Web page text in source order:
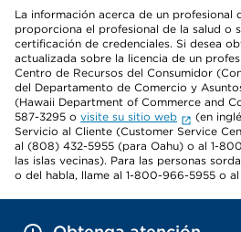
La información acerca de un profesional
proporciona el profesional de la salud o
certificación de credenciales. Si desea
actualizada sobre la licencia de un
Centro de Recursos del Consumidor
del Departamento de Comercio y
(Hawaii Department of Commerce and
587-3295 o visite su sitio web
(en
Servicio al Cliente (Customer Service
al (808) 432-5955 (para Oahu) o al 1-
las islas vecinas). Para las personas
o del habla, llame al 1-800-966-5955 o al